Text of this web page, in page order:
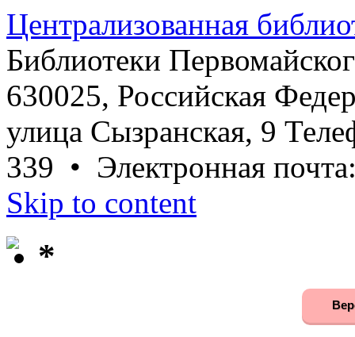
Централизованная
Библиотеки
630025, Российская
улица Сызранская, 9
339 • Электронная
Skip to content
*